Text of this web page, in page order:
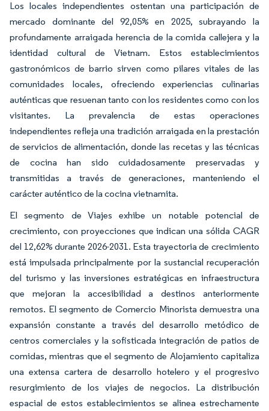
Los locales independientes ostentan una participación de
mercado dominante del 92,05% en 2025, subrayando la
profundamente arraigada herencia de la comida callejera y la
identidad cultural de Vietnam. Estos establecimientos
gastronómicos de barrio sirven como pilares vitales de las
comunidades locales, ofreciendo experiencias culinarias
auténticas que resuenan tanto con los residentes como con los
visitantes. La prevalencia de estas operaciones
independientes refleja una tradición arraigada en la prestación
de servicios de alimentación, donde las recetas y las técnicas
de cocina han sido cuidadosamente preservadas y
transmitidas a través de generaciones, manteniendo el
carácter auténtico de la cocina vietnamita.
El segmento de Viajes exhibe un notable potencial de
crecimiento, con proyecciones que indican una sólida CAGR
del 12,62% durante 2026-2031. Esta trayectoria de crecimiento
está impulsada principalmente por la sustancial recuperación
del turismo y las inversiones estratégicas en infraestructura
que mejoran la accesibilidad a destinos anteriormente
remotos. El segmento de Comercio Minorista demuestra una
expansión constante a través del desarrollo metódico de
centros comerciales y la sofisticada integración de patios de
comidas, mientras que el segmento de Alojamiento capitaliza
una extensa cartera de desarrollo hotelero y el progresivo
resurgimiento de los viajes de negocios. La distribución
espacial de estos establecimientos se alinea estrechamente